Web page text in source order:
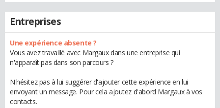
Entreprises
Une expérience absente ?
Vous avez travaillé avec Margaux dans une entreprise qui
n'apparaît pas dans son parcours ?
N'hésitez pas à lui suggérer d'ajouter cette expérience en lui
envoyant un message. Pour cela ajoutez d'abord Margaux à vos
contacts.